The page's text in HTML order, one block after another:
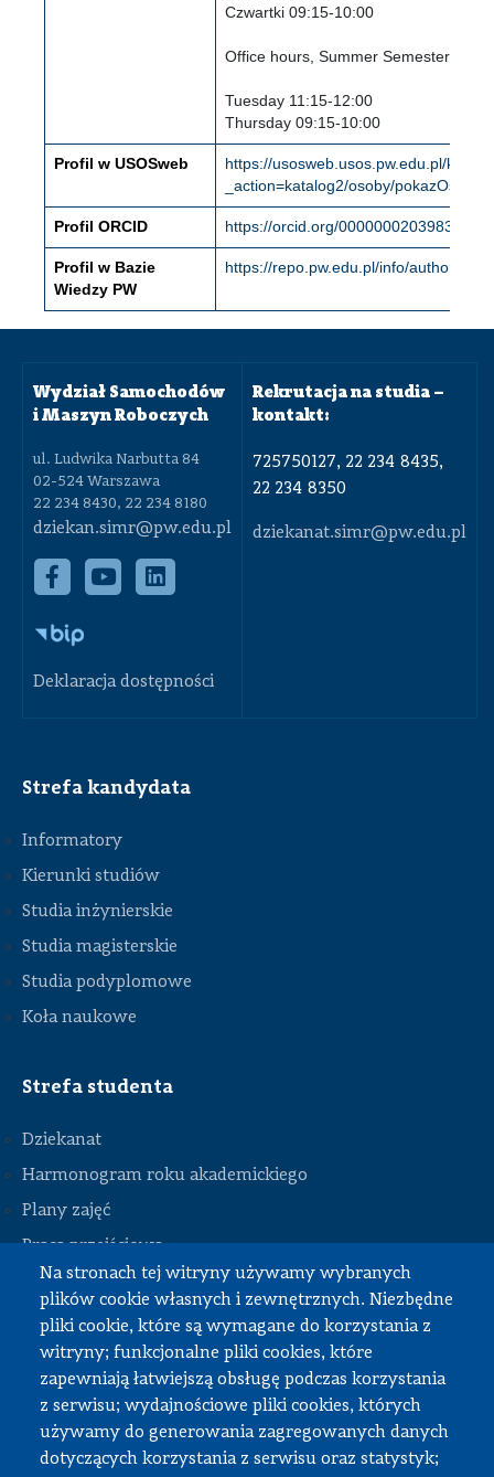
Na stronach tej witryny używamy wybranych
plików cookie własnych i zewnętrznych. Niezbędne
pliki cookie, które są wymagane do korzystania z
witryny; funkcjonalne pliki cookies, które
zapewniają łatwiejszą obsługę podczas korzystania
z serwisu; wydajnościowe pliki cookies, których
używamy do generowania zagregowanych danych
dotyczących korzystania z serwisu oraz statystyk;
Czwartki 09:15-10:00
Office hours, Summer Semester
Tuesday 11:15-12:00
Thursday 09:15-10:00
Profil w USOSweb
https://usosweb.usos.pw.edu.pl/
_action=katalog2/osoby/
Profil ORCID https://orcid.org/0000000203983271
Profil w Bazie
Wiedzy PW
https://repo.pw.edu.pl/info/author/
Wydział Samochodów
i Maszyn Roboczych
ul. Ludwika Narbutta 84
02-524 Warszawa
22 234 8430, 22 234 8180
dziekan.simr@pw.edu.pl
Deklaracja dostępności
Rekrutacja na studia –
kontakt:
725750127, 22 234 8435,
22 234 8350
dziekanat.simr@pw.edu.pl
STOPKA
Strefa kandydata
Informatory
Kierunki studiów
Studia inżynierskie
Studia magisterskie
Studia podyplomowe
Koła naukowe
Strefa studenta
Dziekanat
Harmonogram roku akademickiego
Plany zajęć
Praca przejściowa
Praca dyplomowa
Praktyki studenckie
Dokumenty do pobrania
Strefa pracownika